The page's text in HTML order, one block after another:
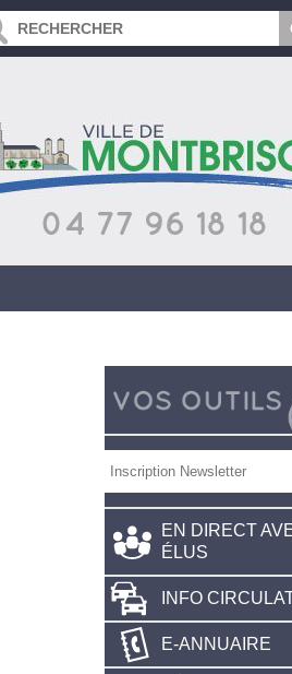
EN DIRECT
ÉLUS
INFO
E-ANNUAIRE